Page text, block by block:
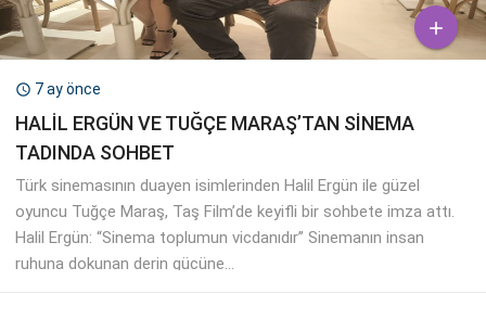

 7 ay önce
HALİL ERGÜN VE TUĞÇE MARAŞ’TAN SİNEMA
TADINDA SOHBET
Türk sinemasının duayen isimlerinden Halil Ergün ile güzel
oyuncu Tuğçe Maraş, Taş Film’de keyifli bir sohbete imza attı.
Halil Ergün: “Sinema toplumun vicdanıdır” Sinemanın insan
ruhuna dokunan derin gücüne...